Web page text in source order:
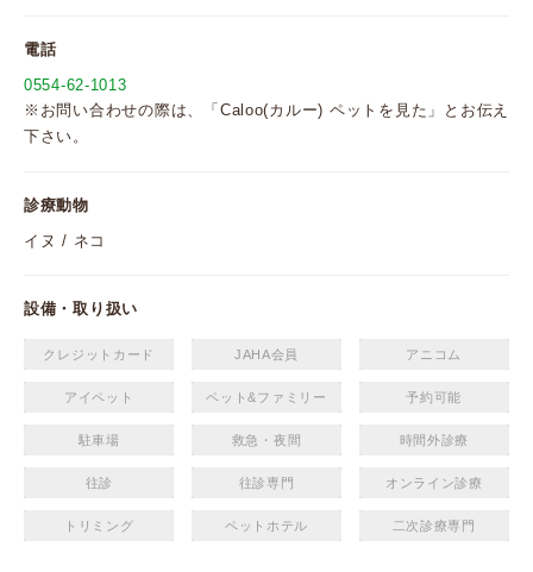
電話
0554-62-1013
※お問い合わせの際は、「Caloo(カルー) ペットを見た」とお伝え
下さい。
診療動物
イヌ / ネコ
設備・取り扱い
クレジットカード JAHA会員 アニコム
アイペット ペット&ファミリー 予約可能
駐車場 救急・夜間 時間外診療
往診 往診専門 オンライン診療
トリミング ペットホテル 二次診療専門